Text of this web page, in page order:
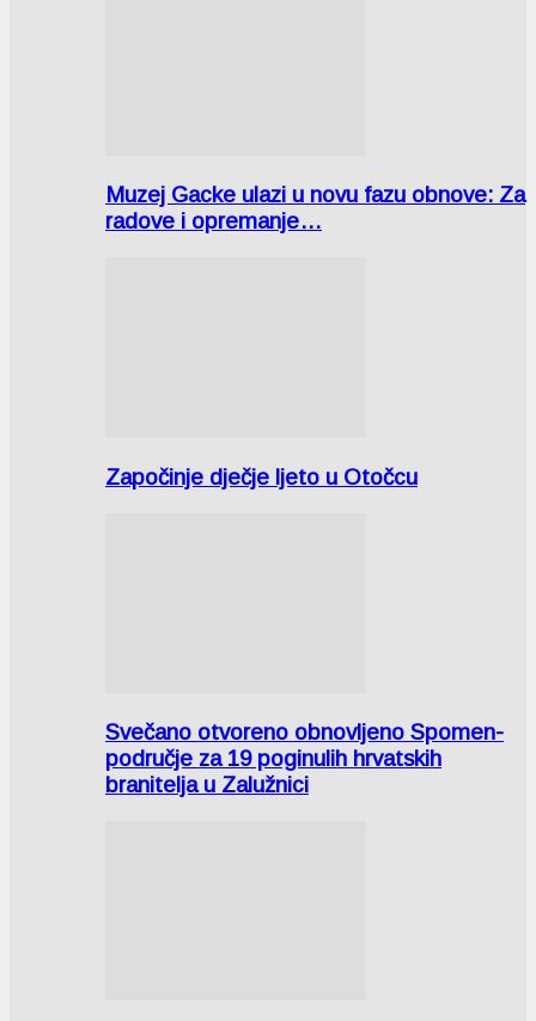
Muzej Gacke ulazi u novu fazu obnove: Za
radove i opremanje…
Započinje dječje ljeto u Otočcu
Svečano otvoreno obnovljeno Spomen-
područje za 19 poginulih hrvatskih
branitelja u Zalužnici